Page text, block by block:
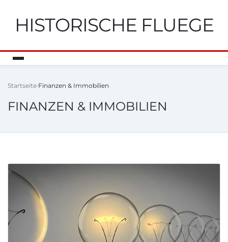
HISTORISCHE FLUEGE
Startseite Finanzen & Immobilien
FINANZEN & IMMOBILIEN